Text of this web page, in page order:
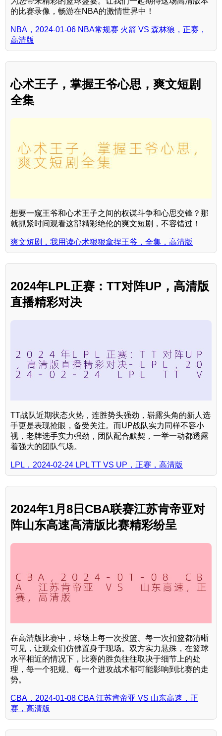
的比赛录像，畅游在NBA的激情世界中！
NBA，2024-01-06 NBA常规赛 火箭 VS 森林狼，正赛，
高清版
心术王子，掌握王爷心思，爽文短剧
全集
想要一窥王爷和心术王子之间的权谋斗争和心思交锋？那
就抓紧时间观看这部精彩绝伦的爽文短剧，不容错过！
爽文短剧，我用读心术狠狠拿捏王爷，全集，高清版
2024年LPL正赛：TT对阵UP，高清版
直播精彩对决
TT战队近期状态火热，连胜势头强劲，崭露头角的新人选
手更是表现抢眼，备受关注。而UP战队实力同样不容小
视，老牌选手实力强劲，团队配合默契，一举一动都透露
着强大的团队气场。
LPL，2024-02-24 LPL TT VS UP，正赛，高清版
2024年1月8日CBA联赛江苏肯帝亚对
阵山东高速高清版比赛精彩纷呈
在高清版比赛中，球场上每一次投篮、每一次扣篮都清晰
可见，让观众们仿佛置身于现场。双方实力悬殊，在篮球
水平相近的情况下，比赛的胜负往往取决于细节上的处
理，每一个犯规、每一个进攻战术都可能影响到比赛的走
势。
CBA，2024-01-08 CBA 江苏肯帝亚 VS 山东高速，正
赛，高清版